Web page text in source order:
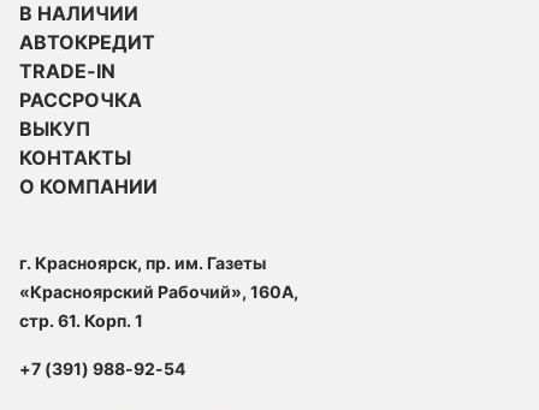
В НАЛИЧИИ
АВТОКРЕДИТ
TRADE-IN
РАССРОЧКА
ВЫКУП
КОНТАКТЫ
О КОМПАНИИ
г. Красноярск, пр. им. Газеты
«Красноярский Рабочий», 160А,
стр. 61. Корп. 1
+7 (391) 988-92-54